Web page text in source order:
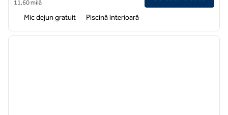
11,60 milă
Mic dejun gratuit Piscină interioară
1 din 12